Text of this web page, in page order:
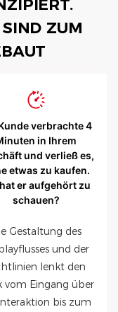
ZUM
verbrachte 4
in Ihrem
und verließ es,
etwas zu kaufen.
er aufgehört zu
schauen?
Gestaltung des
und der
lenkt den
vom Eingang über
bis zum